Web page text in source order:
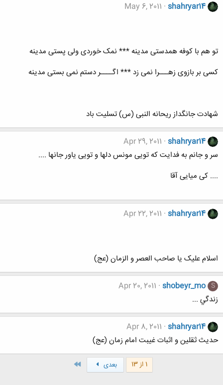
shahryar14
May 6, 2011
تو هم با کوفه همدستی مدینه *** نمک خوردی ولی پستی مدینه
کسی بر بازوی زهـــرا نمی زد *** اگــــر دستم نمی بستی مدینه
شهادت جانگداز ریحانه النبی (س) تسلیت باد
shahryar14
Apr 29, 2011
سر و جانم به فدایت که تویی مونس دلها و تویی یاور جانها ....
.... کی میایی آقا
shahryar14
Apr 22, 2011
اسلام علیک یا صاحب العصر و الزمان (عج)
S
shobeyr_mo
Apr 20, 2011
زندگي ...
shahryar14
Apr 8, 2011
حدیث ثقلین و اثبات غیبت امام زمان (عج)
1 از 13 بعدی